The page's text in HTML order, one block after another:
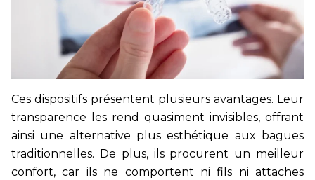
Ces dispositifs présentent plusieurs avantages. Leur
transparence les rend quasiment invisibles, offrant
ainsi une alternative plus esthétique aux bagues
traditionnelles. De plus, ils procurent un meilleur
confort, car ils ne comportent ni fils ni attaches